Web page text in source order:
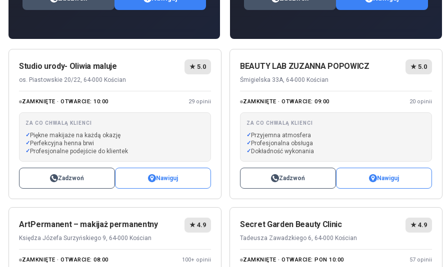
Studio urody- Oliwia maluje
os. Piastowskie 20/22, 64-000 Kościan
★ 5.0
ZAMKNIĘTE · OTWARCIE: 10:00 29 opinii
ZA CO CHWALĄ KLIENCI
Piękne makijaże na każdą okazję
Perfekcyjna henna brwi
Profesjonalne podejście do klientek
Zadzwoń Nawiguj
BEAUTY LAB ZUZANNA POPOWICZ
Śmigielska 33A, 64-000 Kościan
★ 5.0
ZAMKNIĘTE · OTWARCIE: 09:00 20 opinii
ZA CO CHWALĄ KLIENCI
Przyjemna atmosfera
Profesjonalna obsługa
Dokładność wykonania
Zadzwoń Nawiguj
ArtPermanent – makijaż permanentny
Księdza Józefa Surzyńskiego 9, 64-000 Kościan
★ 4.9
ZAMKNIĘTE · OTWARCIE: 08:00 100+ opinii
Secret Garden Beauty Clinic
Tadeusza Zawadzkiego 6, 64-000 Kościan
★ 4.9
ZAMKNIĘTE · OTWARCIE: PON 10:00 57 opinii